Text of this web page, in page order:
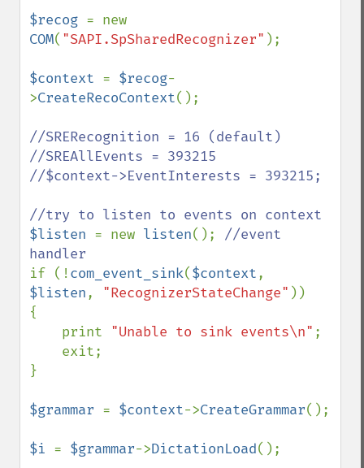
$recog
COM( "SAPI.SpSharedRecognizer" );
$context = $recog-
>CreateRecoContext();
//SRERecognition = 16 (default)
//SREAllEvents = 393215
//$context->EventInterests = 393215;
$listen = new listen(); //event
if (!com_event_sink($context
$listen, "RecognizerStateChange" ))
{
    print
"Unable to sink events\n" ;
}
$grammar = $context->CreateGrammar();
$i = $grammar->DictationLoad();